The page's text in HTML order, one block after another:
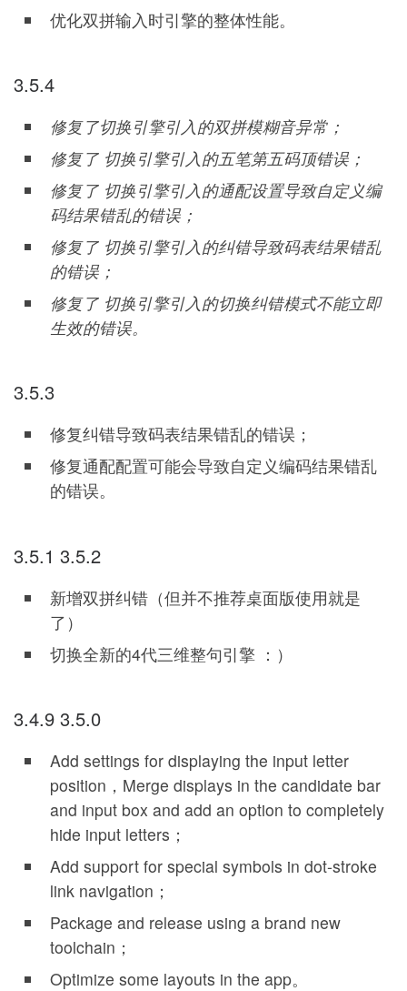
优化双拼输入时引擎的整体性能。
3.5.4
修复了切换引擎引入的双拼模糊音异常；
修复了 切换引擎引入的五笔第五码顶错误；
修复了 切换引擎引入的通配设置导致自定义编
码结果错乱的错误；
修复了 切换引擎引入的纠错导致码表结果错乱
的错误；
修复了 切换引擎引入的切换纠错模式不能立即
生效的错误。
3.5.3
修复纠错导致码表结果错乱的错误；
修复通配配置可能会导致自定义编码结果错乱
的错误。
3.5.1 3.5.2
新增双拼纠错（但并不推荐桌面版使用就是
了）
切换全新的4代三维整句引擎 ：）
3.4.9 3.5.0
Add settings for displaying the input letter
position，Merge displays in the candidate bar
and input box and add an option to completely
hide input letters；
Add support for special symbols in dot-stroke
link navigation；
Package and release using a brand new
toolchain；
Optimize some layouts in the app。